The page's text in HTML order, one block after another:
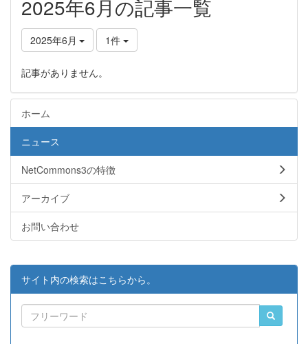
2025年6月の記事一覧
2025年6月 1件
記事がありません。
ホーム
ニュース
NetCommons3の特徴
アーカイブ
お問い合わせ
サイト内の検索はこちらから。